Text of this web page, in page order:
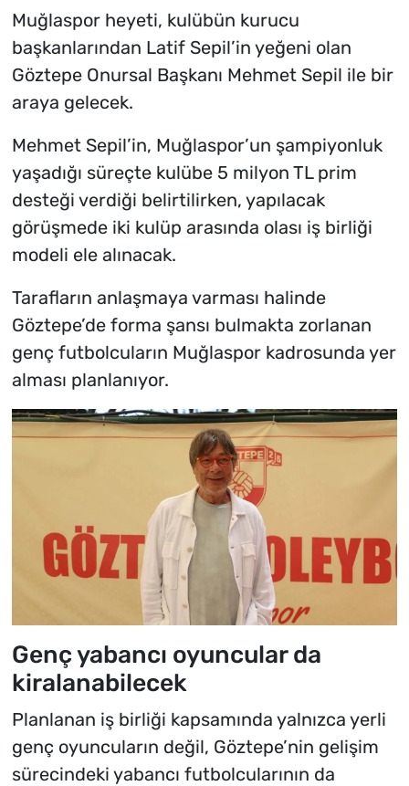
Muğlaspor heyeti, kulübün kurucu
başkanlarından Latif Sepil’in yeğeni olan
Göztepe Onursal Başkanı Mehmet Sepil ile bir
araya gelecek.
Mehmet Sepil’in, Muğlaspor’un şampiyonluk
yaşadığı süreçte kulübe 5 milyon TL prim
desteği verdiği belirtilirken, yapılacak
görüşmede iki kulüp arasında olası iş birliği
modeli ele alınacak.
Tarafların anlaşmaya varması halinde
Göztepe’de forma şansı bulmakta zorlanan
genç futbolcuların Muğlaspor kadrosunda yer
alması planlanıyor.
Genç yabancı oyuncular da
kiralanabilecek
Planlanan iş birliği kapsamında yalnızca yerli
genç oyuncuların değil, Göztepe’nin gelişim
sürecindeki yabancı futbolcularının da